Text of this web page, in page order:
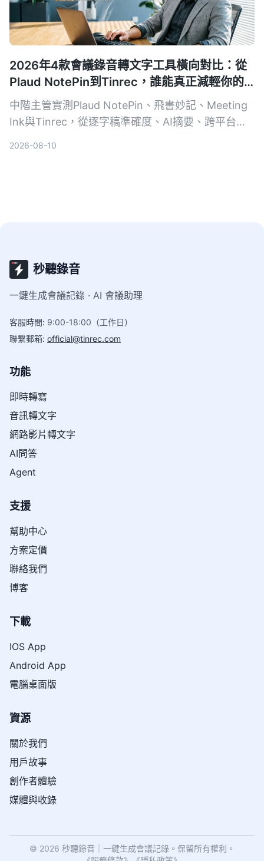
2026年4款會議錄音轉文字工具橫向對比：從
Plaud NotePin到Tinrec，誰能真正減輕你的
會議負擔？
中階主管實測Plaud NotePin、飛書妙記、Meeting
Ink與Tinrec，從逐字稿準確度、AI摘要、跨平台便
2026-08-10
秒聽錄音
一鍵生成會議記錄 · AI 會議助理
客服時間: 9:00-18:00（工作日）
聯繫郵箱: official@tinrec.com
功能
即時轉寫
音訊轉文字
網路影片轉文字
AI問答
Agent
支援
幫助中心
方案定價
聯絡我們
博客
下載
IOS App
Android App
電腦桌面版
資源
關於我們
用戶故事
創作者體驗
媒體與收錄
© 2026 秒聽錄音｜一鍵生成會議記錄。保留所有權利。